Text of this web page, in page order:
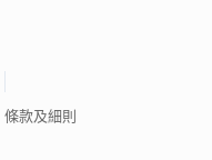
條款及細則